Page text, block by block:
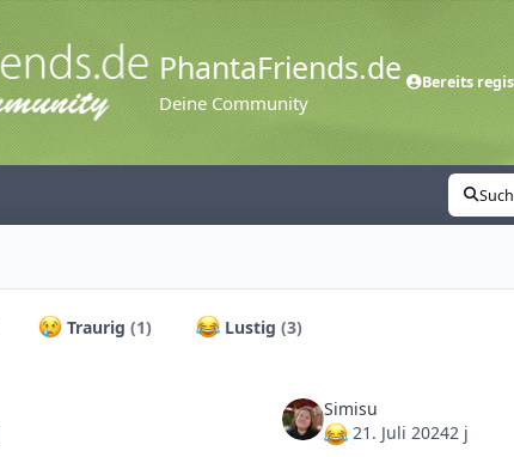
PhantaFriends.de
Deine Community
Bereits
Traurig(1) Lustig (3)
Simisu
21. Juli 20242 j